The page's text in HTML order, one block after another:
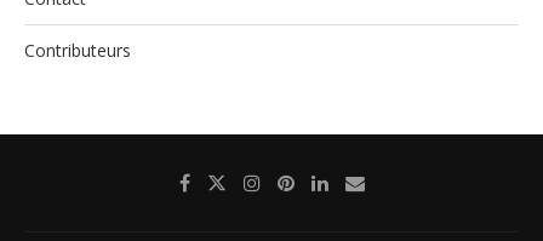
Contributeurs